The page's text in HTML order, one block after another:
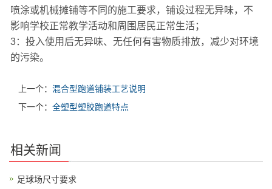
喷涂或机械摊铺等不同的施工要求，铺设过程无异味，不
影响学校正常教学活动和周围居民正常生活；
3：投入使用后无异味、无任何有害物质排放，减少对环境
的污染。
上一个： 混合型跑道铺装工艺说明
下一个： 全塑型塑胶跑道特点
相关新闻
足球场尺寸要求